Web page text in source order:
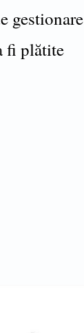
gestionare
fi plătite